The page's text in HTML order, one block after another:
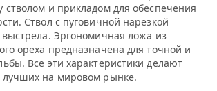
стволом и прикладом для обеспечения
Ствол с пуговичной нарезкой
Эргономичная ложа из
ореха предназначена для точной и
Все эти характеристики делают
лучших на мировом рынке.